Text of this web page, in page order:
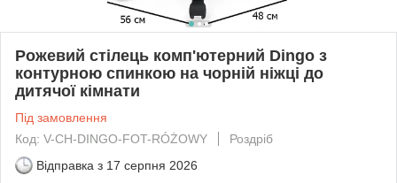
Рожевий стілець комп'ютерний Dingo з
контурною спинкою на чорній ніжці до
дитячої кімнати
Під замовлення
Код: V-CH-DINGO-FOT-RÓŻOWY
Роздріб
Відправка з 17 серпня 2026